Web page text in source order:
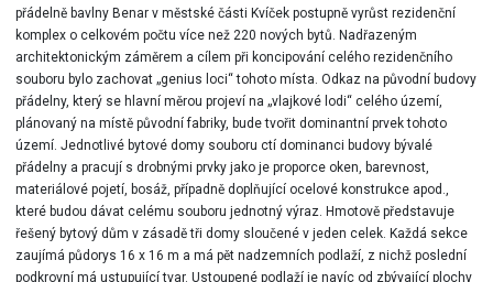
přádelně bavlny Benar v městské části Kvíček postupně vyrůst rezidenční
komplex o celkovém počtu více než 220 nových bytů. Nadřazeným
architektonickým záměrem a cílem při koncipování celého rezidenčního
souboru bylo zachovat „genius loci“ tohoto místa. Odkaz na původní budovy
přádelny, který se hlavní měrou projeví na „vlajkové lodi“ celého území,
plánovaný na místě původní fabriky, bude tvořit dominantní prvek tohoto
území. Jednotlivé bytové domy souboru ctí dominanci budovy bývalé
přádelny a pracují s drobnými prvky jako je proporce oken, barevnost,
materiálové pojetí, bosáž, případně doplňující ocelové konstrukce apod.,
které budou dávat celému souboru jednotný výraz. Hmotově představuje
řešený bytový dům v zásadě tři domy sloučené v jeden celek. Každá sekce
zaujímá půdorys 16 x 16 m a má pět nadzemních podlaží, z nichž poslední
podkrovní má ustupující tvar. Ustoupené podlaží je navíc od zbývající plochy